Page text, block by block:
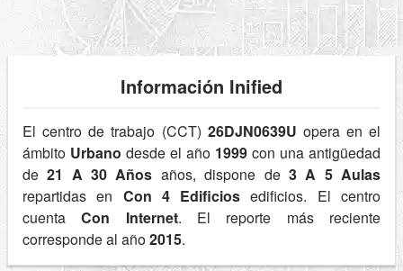
Información Inified
El centro de trabajo (CCT) 26DJN0639U opera en el
ámbito Urbano desde el año 1999 con una antigüedad
de21 A 30 Años años, dispone de 3 A 5 Aulas
repartidas en Con 4 Edificios edificios. El centro
cuentaCon Internet. El reporte más reciente
corresponde al año2015.